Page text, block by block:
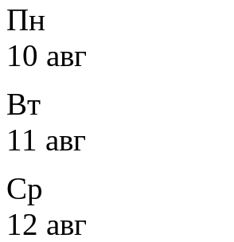
Пн
10 авг
Вт
11 авг
Ср
12 авг